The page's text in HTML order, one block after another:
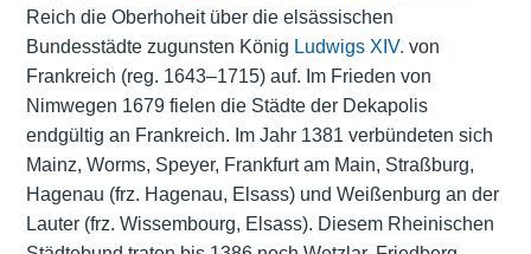
Reich die Oberhoheit über die elsässischen
Bundesstädte zugunsten König Ludwigs XIV. von
Frankreich (reg. 1643–1715) auf. Im Frieden von
Nimwegen 1679 fielen die Städte der Dekapolis
endgültig an Frankreich. Im Jahr 1381 verbündeten sich
Mainz, Worms, Speyer, Frankfurt am Main, Straßburg,
Hagenau (frz. Hagenau, Elsass) und Weißenburg an der
Lauter (frz. Wissembourg, Elsass). Diesem Rheinischen